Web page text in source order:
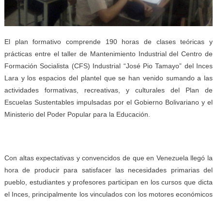
El plan formativo comprende 190 horas de clases teóricas y
prácticas entre el taller de Mantenimiento Industrial del Centro de
Formación Socialista (CFS) Industrial “José Pio Tamayo” del Inces
Lara y los espacios del plantel que se han venido sumando a las
actividades formativas, recreativas, y culturales del Plan de
Escuelas Sustentables impulsadas por el Gobierno Bolivariano y el
Ministerio del Poder Popular para la Educación.
Con altas expectativas y convencidos de que en Venezuela llegó la
hora de producir para satisfacer las necesidades primarias del
pueblo, estudiantes y profesores participan en los cursos que dicta
el Inces, principalmente los vinculados con los motores económicos